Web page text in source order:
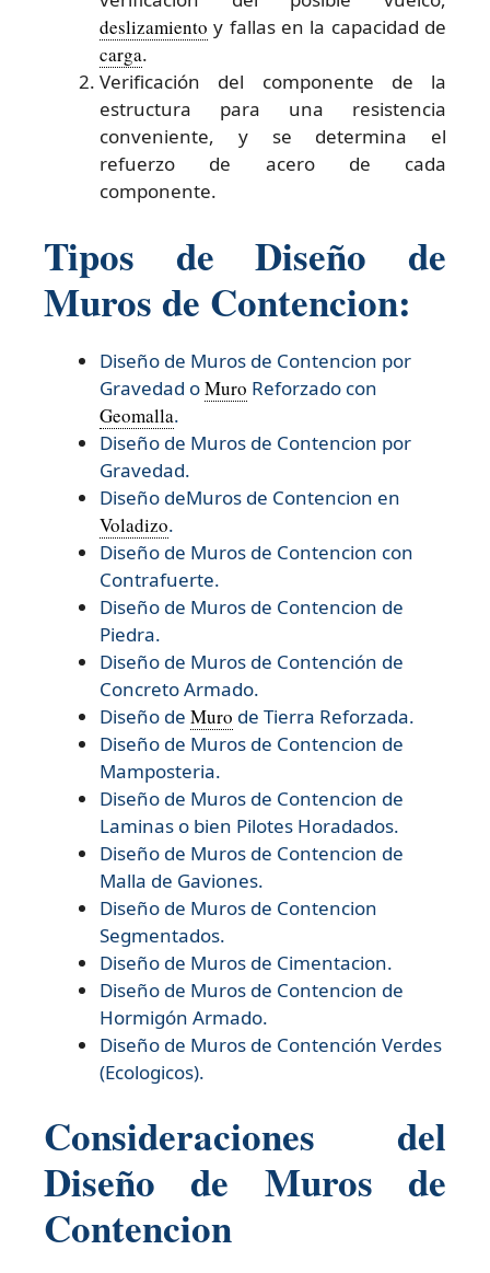
deslizamiento y fallas en la capacidad de
carga.
Verificación del componente de la
estructura para una resistencia
conveniente, y se determina el
refuerzo de acero de cada
componente.
Tipos de Diseño de
Muros de Contencion:
Diseño de Muros de Contencion por
Gravedad oMuro Reforzado con
Geomalla.
Diseño de Muros de Contencion por
Gravedad.
Diseño deMuros de Contencion en
Voladizo.
Diseño de Muros de Contencion con
Contrafuerte.
Diseño de Muros de Contencion de
Piedra.
Diseño de Muros de Contención de
Concreto Armado.
Diseño de Muro de Tierra Reforzada.
Diseño de Muros de Contencion de
Mamposteria.
Diseño de Muros de Contencion de
Laminas o bien Pilotes Horadados.
Diseño de Muros de Contencion de
Malla de Gaviones.
Diseño de Muros de Contencion
Segmentados.
Diseño de Muros de Cimentacion.
Diseño de Muros de Contencion de
Hormigón Armado.
Diseño de Muros de Contención Verdes
(Ecologicos).
Consideraciones del
Diseño de Muros de
Contencion